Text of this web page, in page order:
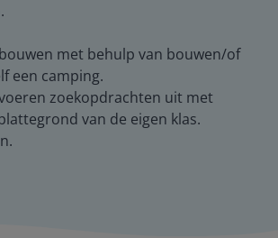
met behulp van bouwen/of
een camping.
zoekopdrachten uit met
van de eigen klas.